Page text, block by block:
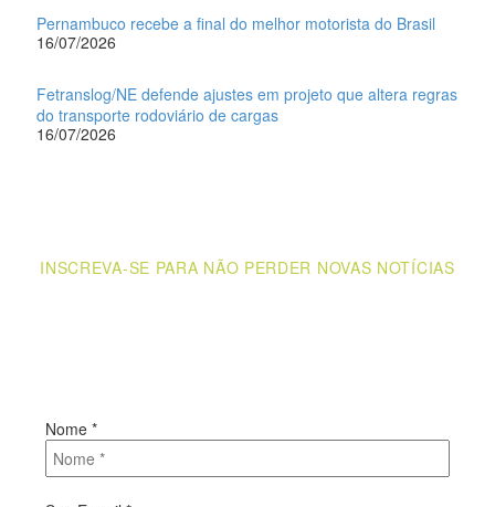
Pernambuco recebe a final do melhor motorista do Brasil
16/07/2026
Fetranslog/NE defende ajustes em projeto que altera regras
do transporte rodoviário de cargas
16/07/2026
INSCREVA-SE PARA NÃO PERDER NOVAS NOTÍCIAS
Nome *